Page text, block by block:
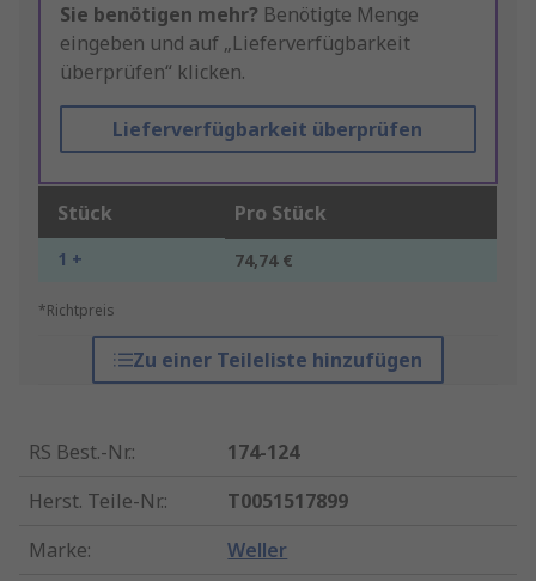
Sie benötigen mehr? Benötigte Menge
eingeben und auf „Lieferverfügbarkeit
überprüfen“ klicken.
Lieferverfügbarkeit überprüfen
Stück Pro Stück
1 + 74,74 €
*Richtpreis
Zu einer Teileliste hinzufügen
RS Best.-Nr.:
174-124
Herst. Teile-Nr.:
T0051517899
Marke: Weller